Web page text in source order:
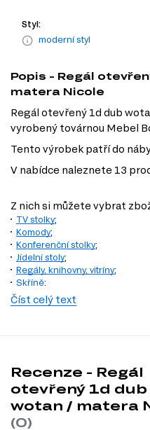
Styl:
moderní styl
Popis - Regál
matera Nicole
Regál otevřený 1d dub
vyrobený továrnou Mebel
Tento výrobek patří do
V nabídce naleznete 13
Z nich si můžete vybrat
TV stolky;
Komody;
Konferenční stolky;
Jídelní stoly;
Regály, knihovny, vitríny;
Skříně;
Nástěnné police a skříňky
Kancelářské stoly
Číst celý text
Recenze - Regál
otevřený 1d dub
wotan / matera
(0)